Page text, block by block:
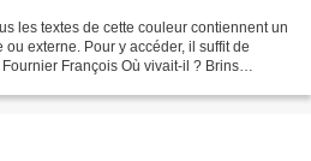
les textes de cette couleur contiennent un
externe. Pour y accéder, il suffit de
François Où vivait-il ? Brins